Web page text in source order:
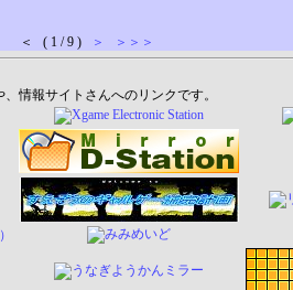
＜ ( 1 / 9 ) ＞ ＞＞＞
情報サイトさんへのリンクです。